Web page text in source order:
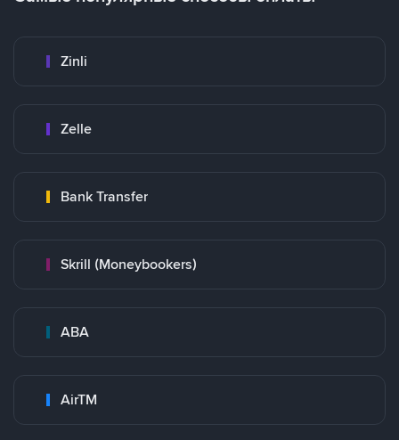
Zinli
Zelle
Bank Transfer
Skrill (Moneybookers)
ABA
AirTM